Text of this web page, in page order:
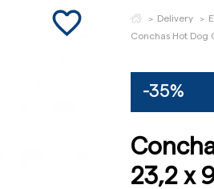
favorite_border Delivery
Conchas Hot Dog
-35%
23,2 x